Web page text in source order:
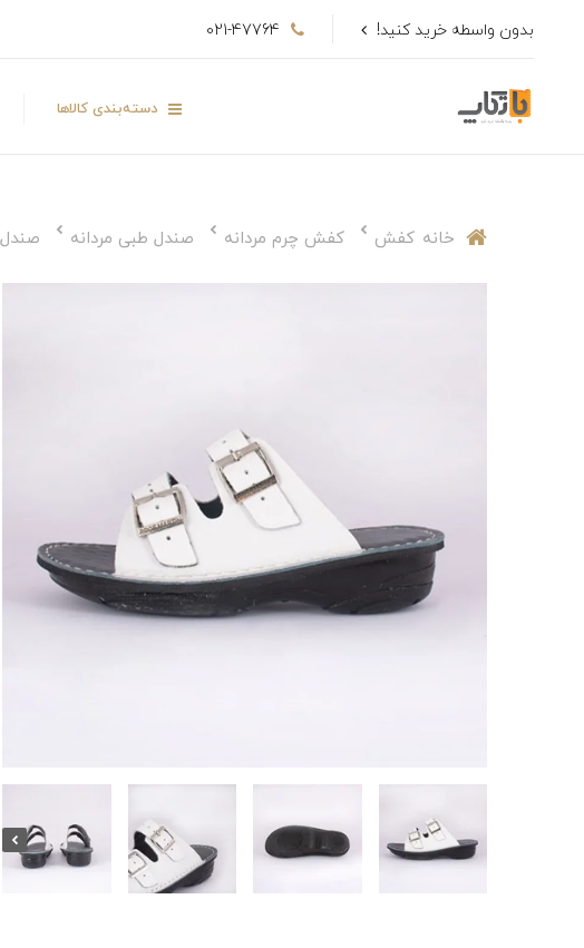
بدون واسطه خرید کنید! 021-47764
دسته‌بندی کالاها
خانه کفش کفش چرم مردانه صندل طبی مردانه